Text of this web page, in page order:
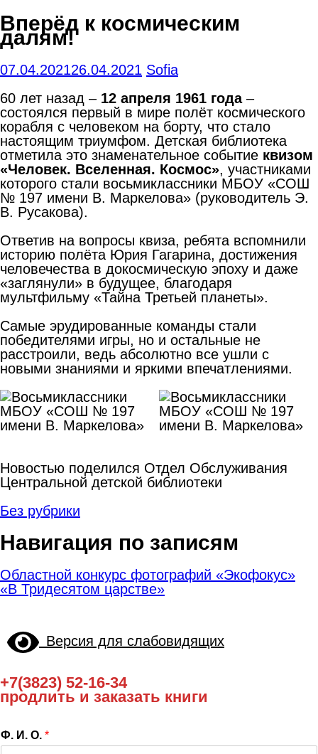
Вперёд к космическим
далям!
07.04.202126.04.2021 Sofia
60 лет назад –12 апреля 1961 года–
состоялся первый в мире полёт космического
корабля с человеком на борту, что стало
настоящим триумфом. Детская библиотека
отметила это знаменательное событие квизом
«Человек. Вселенная. Космос», участниками
которого стали восьмиклассники МБОУ «СОШ
№ 197 имени В. Маркелова» (руководитель Э.
В. Русакова).
Ответив на вопросы квиза, ребята вспомнили
историю полёта Юрия Гагарина, достижения
человечества в докосмическую эпоху и даже
«заглянули» в будущее, благодаря
мультфильму «Тайна Третьей планеты».
Самые эрудированные команды стали
победителями игры, но и остальные не
расстроили, ведь абсолютно все ушли с
новыми знаниями и яркими впечатлениями.
Новостью поделился Отдел Обслуживания
Центральной детской библиотеки
Без рубрики
Навигация по записям
Областной конкурс фотографий «Экофокус»
«В Тридесятом царстве»
Версия для слабовидящих
+7(3823) 52-16-34
продлить и заказать книги
Ф. И. О. *